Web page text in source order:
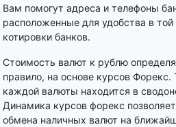
Вам помогут адреса и телефоны
расположенные для удобства в
котировки банков.
Стоимость валют к рублю
правило, на основе курсов
каждой валюты находится в
Динамика курсов форекс
обмена наличных валют на